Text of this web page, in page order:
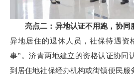
亮点二：异地认证不用跑，协同
异地居住的退休人员，社保待遇资
事”。济青两地建立的资格认证协同
到居住地社保经办机构或街镇便民服